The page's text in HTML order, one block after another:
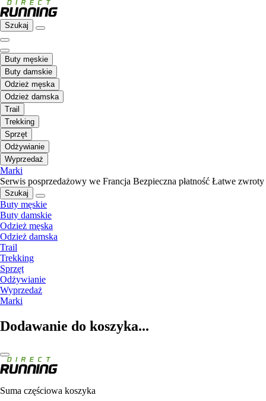
Szukaj
Buty męskie
Buty damskie
Odzież męska
Odzież damska
Trail
Trekking
Sprzęt
Odżywianie
Wyprzedaż
Marki
Serwis posprzedażowy we Francja Bezpieczna płatność Łatwe zwroty
Szukaj
Buty męskie
Buty damskie
Odzież męska
Odzież damska
Trail
Trekking
Sprzęt
Odżywianie
Wyprzedaż
Marki
Dodawanie do koszyka...
Suma częściowa koszyka